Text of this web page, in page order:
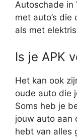
Autoschade in
met auto’s
als met
Is je APK
Het kan ook
oude auto die
Soms heb je
jouw auto aan
hebt van alles